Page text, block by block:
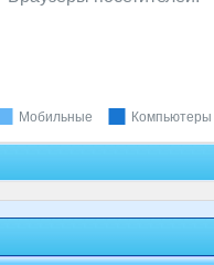
Мобильные Компьютеры